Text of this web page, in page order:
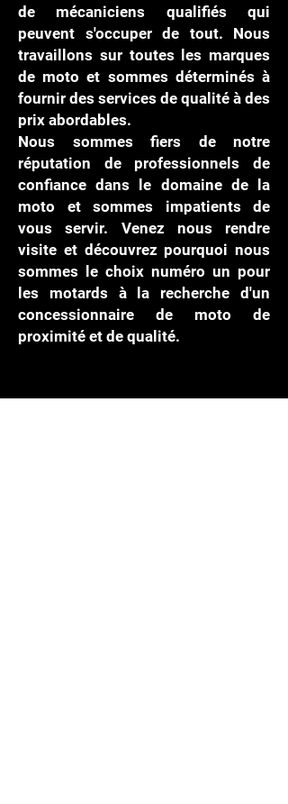
de mécaniciens qualifiés qui
peuvent s'occuper de tout. Nous
travaillons sur toutes les marques
de moto et sommes déterminés à
fournir des services de qualité à des
prix abordables.
Nous sommes fiers de notre
réputation de professionnels de
confiance dans le domaine de la
moto et sommes impatients de
vous servir. Venez nous rendre
visite et découvrez pourquoi nous
sommes le choix numéro un pour
les motards à la recherche d'un
concessionnaire de moto de
proximité et de qualité.